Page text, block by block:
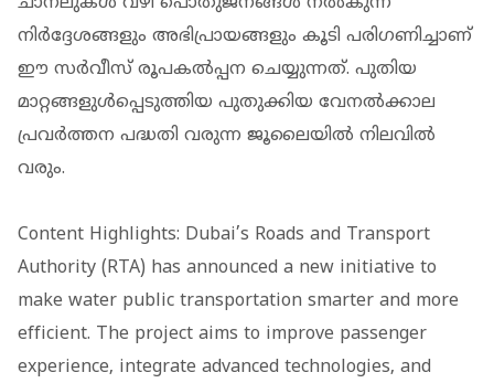
നിര്‍ദ്ദേശങ്ങളും അഭിപ്രായങ്ങളും കൂടി പരിഗണിച്ചാണ്
ഈ സര്‍വീസ് രൂപകല്‍പ്പന ചെയ്യുന്നത്. പുതിയ
മാറ്റങ്ങളുള്‍പ്പെടുത്തിയ പുതുക്കിയ വേനല്‍ക്കാല
പ്രവര്‍ത്തന പദ്ധതി വരുന്ന ജൂലൈയില്‍ നിലവില്‍
വരും.
Content Highlights: Dubai’s Roads and Transport
Authority (RTA) has announced a new initiative to
make water public transportation smarter and more
efficient. The project aims to improve passenger
experience, integrate advanced technologies, and